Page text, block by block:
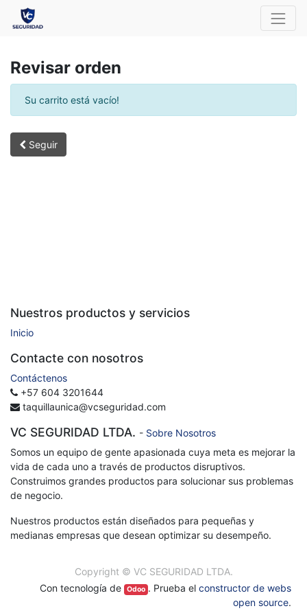
Revisar orden
Su carrito está vacío!
Seguir
Nuestros productos y servicios
Inicio
Contacte con nosotros
Contáctenos
+57 604 3201644
taquillaunica@vcseguridad.com
VC SEGURIDAD LTDA. - Sobre Nosotros
Somos un equipo de gente apasionada cuya meta es mejorar la
vida de cada uno a través de productos disruptivos.
Construimos grandes productos para solucionar sus problemas
de negocio.
Nuestros productos están diseñados para pequeñas y
medianas empresas que desean optimizar su desempeño.
Copyright © VC SEGURIDAD LTDA.
Con tecnología de
Odoo . Prueba el constructor de webs
open source.